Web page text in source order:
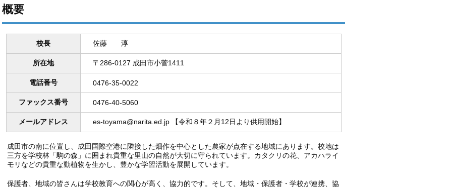
概要
校長 佐藤 淳
所在地 〒286-0127 成田市小菅1411
電話番号 0476-35-0022
ファックス番号 0476-40-5060
メールアドレス es-toyama@narita.ed.jp 【令和８年２月12日より供用開始】
成田市の南に位置し、成田国際空港に隣接した畑作を中心とした農家が点在する地域にあります。校地は
三方を学校林「駒の森」に囲まれ貴重な里山の自然が大切に守られています。カタクリの花、アカハライ
モリなどの貴重な動植物を生かし、豊かな学習活動を展開しています。
保護者、地域の皆さんは学校教育への関心が高く、協力的です。そして、地域・保護者・学校が連携、協